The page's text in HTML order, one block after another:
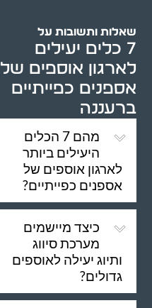
שאלות ותשובות על
7 כלים יעילים
לארגון אוספים של
אספנים כפייתיים
ברעננה
מהם 7 הכלים
היעילים ביותר
לארגון אוספים של
אספנים כפייתיים?
כיצד מיישמים
מערכת סיווג
ותיוג יעילה לאוספים
גדולים?